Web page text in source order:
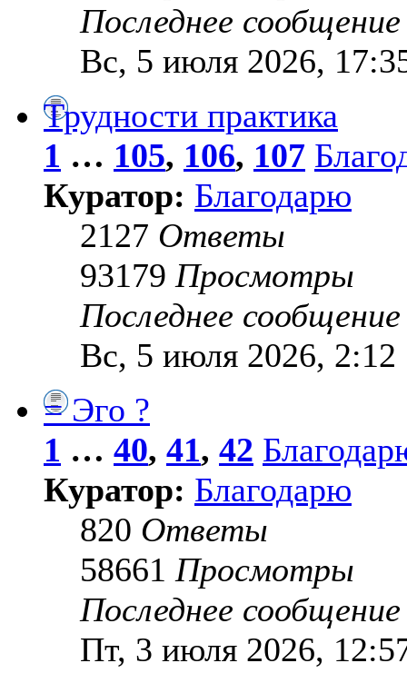
Последнее
Вс, 5 июля 2026,
Трудности практика
1 … 105, 106, 107
Куратор: Благодарю
2127 Ответы
93179 Просмотры
Последнее
Вс, 5 июля 2026, 2:12
= Эго ?
1 … 40, 41, 42
Куратор: Благодарю
820 Ответы
58661 Просмотры
Последнее
Пт, 3 июля 2026,